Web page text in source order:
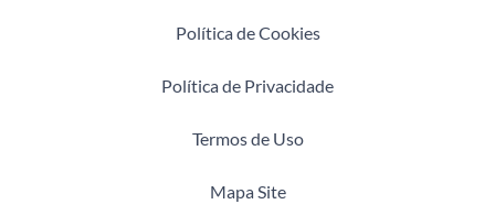
Política de Cookies
Política de Privacidade
Termos de Uso
Mapa Site